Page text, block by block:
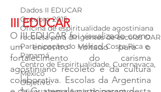
III EDUCAR
O III EDUCAR foi visualizado como
um encontro voltado para o
fortalecimento do carisma
agostiniano recoleto e da cultura
colaborativa. Escolas da Argentina
Dados II EDUCAR
Outubro 2015
Oficina de espiritualidade agostiniana
recoleta para dirigentes de escolas OAR
Participação do México, Costa Rica e
Panamá
Centro de Espiritualidade, Cuernavaca,
México
Objetivo: